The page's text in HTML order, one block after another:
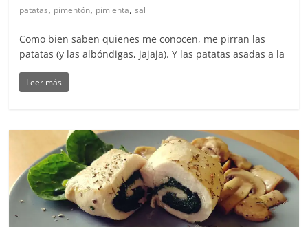
patatas, pimentón, pimienta,sal
Como bien saben quienes me conocen, me pirran las
patatas (y las albóndigas, jajaja). Y las patatas asadas a la
Leer más